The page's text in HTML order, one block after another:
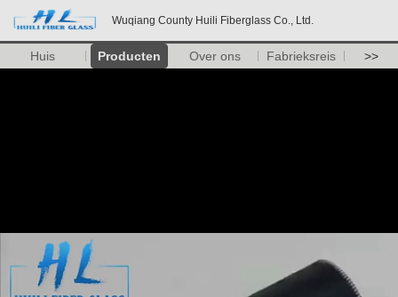
Wuqiang County Huili Fiberglass Co., Ltd.
Huis Producten Over ons Fabrieksreis >>